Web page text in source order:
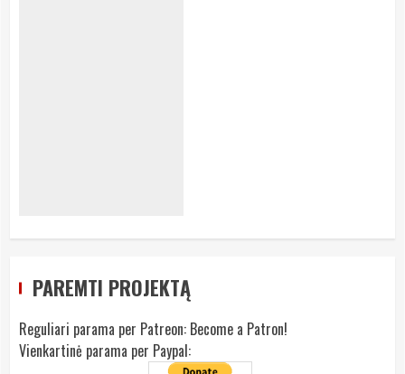
PAREMTI PROJEKTĄ
Reguliari parama per Patreon: Become a Patron!
Vienkartinė parama per Paypal: